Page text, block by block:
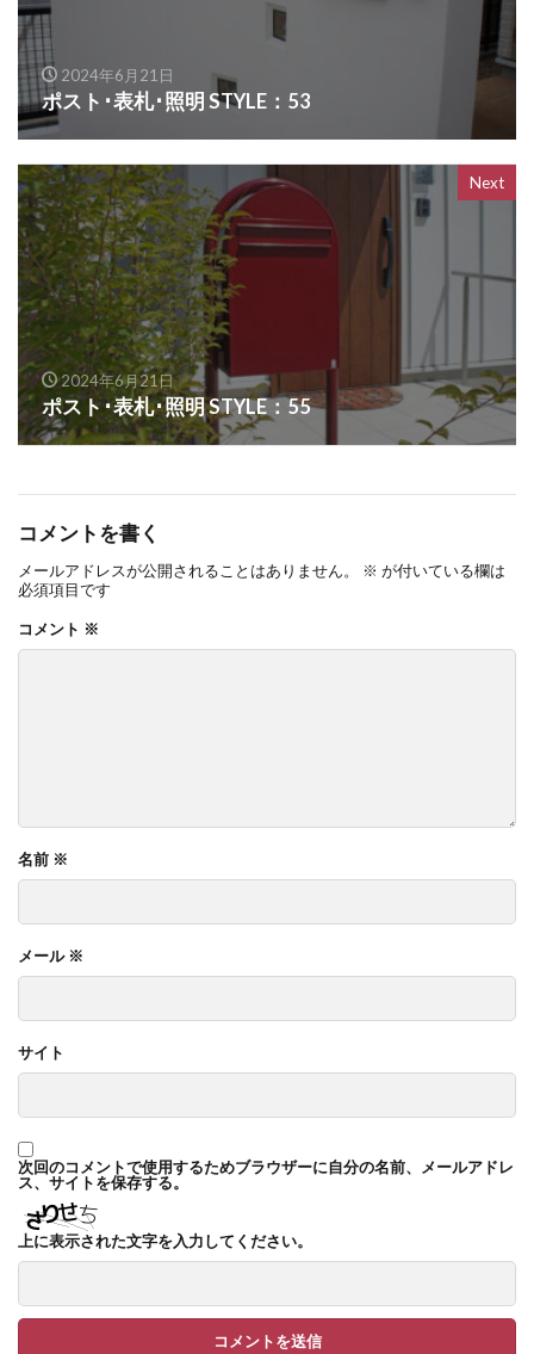
2024年6月21日
ポスト･表札･照明 STYLE：53
Next
2024年6月21日
ポスト･表札･照明 STYLE：55
コメントを書く
メールアドレスが公開されることはありません。 ※ が付いている欄は
必須項目です
コメント ※
名前 ※
メール ※
サイト
次回のコメントで使用するためブラウザーに自分の名前、メールアドレ
ス、サイトを保存する。
上に表示された文字を入力してください。
OnlyOne アートモザイクスクエア
OnlyOne ヴェリータヌーボS
OnlyOne エッジネームプレート
OnlyOne カーストップバー
OnlyOne クーリエ
OnlyOne サブレ
OnlyOne シャーポ
OnlyOne ショーケース エントランスユニット
OnlyOne ショーケース専用ボーノ
OnlyOne シンプルフレーム フロントネームプレート
OnlyOne シンライト
OnlyOne スマートポール セレクト
OnlyOne ニューヨークスタイル
OnlyOne ネットペブル
OnlyOne ノイエキューブ
OnlyOne パーサス
OnlyOne モデルノX ライン
OnlyOne ラ･クローヌ スクエア ライト
OnlyOne 金彩水鉢
Penne DESIGN
STターフ
TM9
YKK ヴェクター
YKK エクステリアポスト G3型
YKK エクステリアポスト T10型
YKK エクステリアポスト T11型
YKK エフルージュ FIRST
YKK ガーデン倶楽部 スタンダードフェンス